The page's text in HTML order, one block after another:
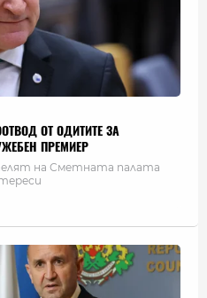
ОТ ОДИТИТЕ ЗА
ПРЕМИЕР
на Сметната палата